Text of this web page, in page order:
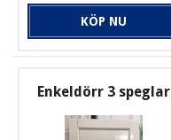
KÖP NU
Enkeldörr 3 speglar